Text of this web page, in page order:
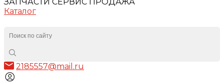
Каталог
2185557@mail.ru